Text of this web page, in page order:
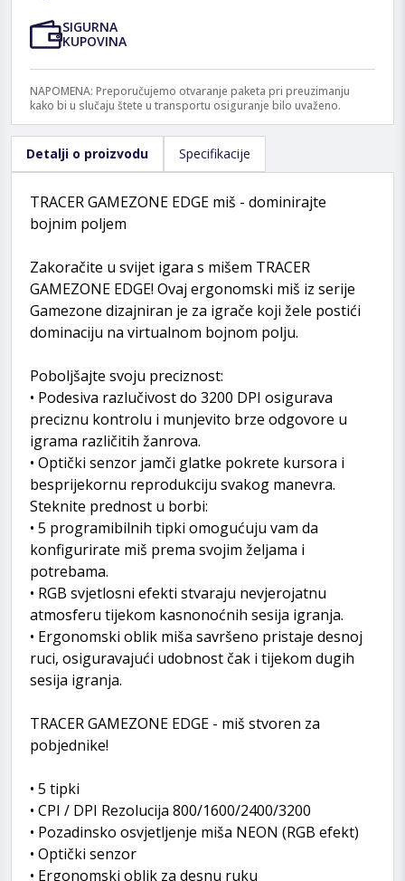
SIGURNA
KUPOVINA
NAPOMENA: Preporučujemo otvaranje paketa pri preuzimanju
kako bi u slučaju štete u transportu osiguranje bilo uvaženo.
Detalji o proizvodu Specifikacije
TRACER GAMEZONE EDGE miš - dominirajte
bojnim poljem
Zakoračite u svijet igara s mišem TRACER
GAMEZONE EDGE! Ovaj ergonomski miš iz serije
Gamezone dizajniran je za igrače koji žele postići
dominaciju na virtualnom bojnom polju.
Poboljšajte svoju preciznost:
• Podesiva razlučivost do 3200 DPI osigurava
preciznu kontrolu i munjevito brze odgovore u
igrama različitih žanrova.
• Optički senzor jamči glatke pokrete kursora i
besprijekornu reprodukciju svakog manevra.
Steknite prednost u borbi:
• 5 programibilnih tipki omogućuju vam da
konfigurirate miš prema svojim željama i
potrebama.
• RGB svjetlosni efekti stvaraju nevjerojatnu
atmosferu tijekom kasnonoćnih sesija igranja.
• Ergonomski oblik miša savršeno pristaje desnoj
ruci, osiguravajući udobnost čak i tijekom dugih
sesija igranja.
TRACER GAMEZONE EDGE - miš stvoren za
pobjednike!
• 5 tipki
• CPI / DPI Rezolucija 800/1600/2400/3200
• Pozadinsko osvjetljenje miša NEON (RGB efekt)
• Optički senzor
• Ergonomski oblik za desnu ruku